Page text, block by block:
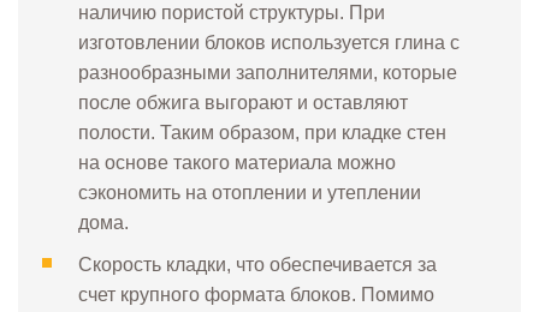
наличию пористой структуры. При
изготовлении блоков используется глина с
разнообразными заполнителями, которые
после обжига выгорают и оставляют
полости. Таким образом, при кладке стен
на основе такого материала можно
сэкономить на отоплении и утеплении
дома.
Скорость кладки, что обеспечивается за
счет крупного формата блоков. Помимо